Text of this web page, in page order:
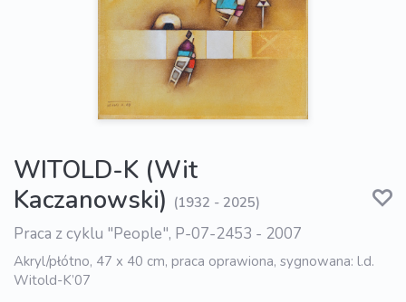
WITOLD-K (Wit
Kaczanowski) (1932 - 2025)
Praca z cyklu "People", P-07-2453 - 2007
Akryl/płótno, 47 x 40 cm, praca oprawiona, sygnowana: l.d.
Witold-K’07